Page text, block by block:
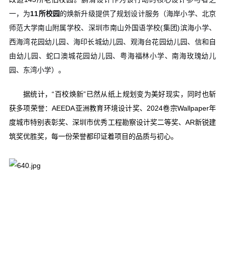
一，为11所校园的焕新升级提供了规划设计服务（海岸小学、北京
师范大学南山附属学校、深圳市南山外国语学校(集团)滨海小学、
西海湾花园幼儿园、海印长城幼儿园、观海台花园幼儿园、信和自
由幼儿园、蛇口澳城花园幼儿园、粤海福林小学、南海玫瑰幼儿
园、东湾小学）。
据统计，“百校焕新”已然从纸上规划变为美好现实，同时也斩
获多项荣誉：AEEDA亚洲教育环境设计奖、 2024卷宗Wallpaper年
度城市特别表彰奖、深圳市优秀工程勘察设计奖二等奖、 AR新锐建
筑奖优胜奖，每一份荣誉都印证着项目的品质与初心。